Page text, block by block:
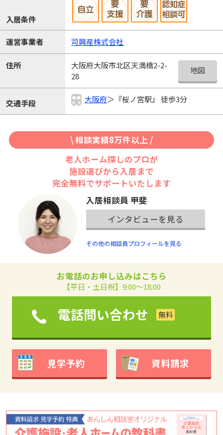
入居条件
運営事業者 司興産株式会社
住所
大阪府大阪市北区天満橋2-2-
28
地図
交通手段 大阪府＞『桜ノ宮駅』 徒歩3分
\ 相談実績8万件以上 /
老人ホーム探しのプロが
施設選びから入居まで
完全無料でサポートいたします
入居相談員 甲斐
インタビューを見る
その他の相談員プロフィールを見る
お電話のお申し込みはこちら
【平日・土日祝】9:00～18:00
電話問い合わせ
見学予約 資料請求